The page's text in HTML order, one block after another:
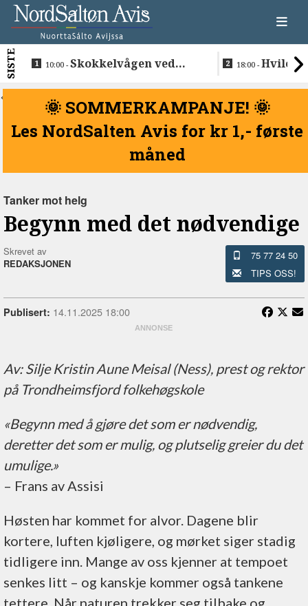
SISTE 10:00 -Skokkelvågen ved
18:00 -Hvile i
<
🌞 SOMMERKAMPANJE! 🌞
Les NordSalten Avis for kr 1,- første
måned
Tanker mot helg
Begynn med det nødvendige
Skrevet av
REDAKSJONEN
75 77 24 50
TIPS OSS!
Publisert: 14.11.2025 18:00
Av: Silje Kristin Aune Meisal (Ness), prest og rektor
på Trondheimsfjord folkehøgskole
«Begynn med å gjøre det som er nødvendig,
deretter det som er mulig, og plutselig greier du det
umulige.»
– Frans av Assisi
Høsten har kommet for alvor. Dagene blir
kortere, luften kjøligere, og mørket siger stadig
tidligere inn. Mange av oss kjenner at tempoet
senkes litt – og kanskje kommer også tankene
tettere. Når naturen trekker seg tilbake og